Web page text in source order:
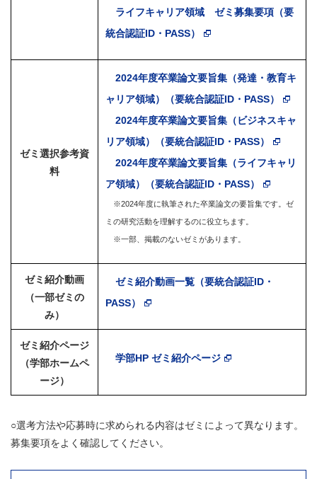
ライフキャリア領域 ゼミ募集要項（要
統合認証ID・PASS）
ゼミ選択参考資
料
2024年度卒業論文要旨集（発達・教育キ
ャリア領域）（要統合認証ID・PASS）
2024年度卒業論文要旨集（ビジネスキャ
リア領域）（要統合認証ID・PASS）
2024年度卒業論文要旨集（ライフキャリ
ア領域）（要統合認証ID・PASS）
※2024年度に執筆された卒業論文の要旨集です。ゼ
ミの研究活動を理解するのに役立ちます。
※一部、掲載のないゼミがあります。
ゼミ紹介動画
（一部ゼミの
み）
ゼミ紹介動画一覧（要統合認証ID・
PASS）
ゼミ紹介ページ
（学部ホームペ
ージ）
学部HP ゼミ紹介ページ
○選考方法や応募時に求められる内容はゼミによって異なります。
募集要項をよく確認してください。